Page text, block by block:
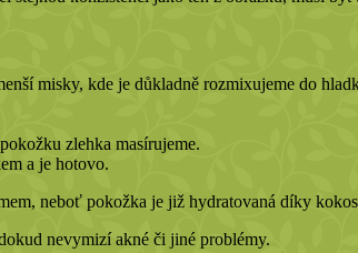
misky, kde je důkladně rozmixujeme do
zlehka masírujeme.
a je hotovo.
neboť pokožka je již hydratovaná díky
nevymizí akné či jiné problémy.